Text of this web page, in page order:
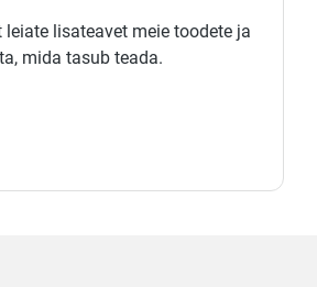
leiate lisateavet meie toodete ja
mida tasub teada.